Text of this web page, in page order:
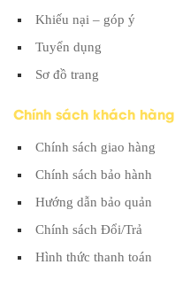
Khiếu nại – góp ý
Tuyển dụng
Sơ đồ trang
Chính sách khách hàng
Chính sách giao hàng
Chính sách bảo hành
Hướng dẫn bảo quản
Chính sách Đổi/Trả
Hình thức thanh toán